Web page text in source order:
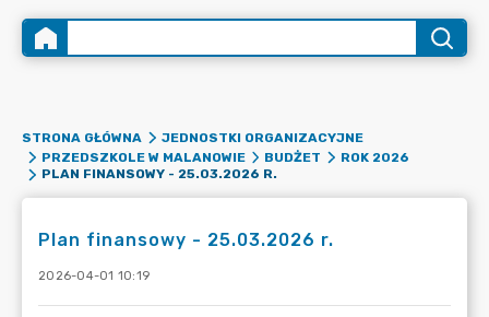
STRONA GŁÓWNA
JEDNOSTKI ORGANIZACYJNE
PRZEDSZKOLE W MALANOWIE
BUDŻET
ROK 2026
PLAN FINANSOWY - 25.03.2026 R.
Plan finansowy - 25.03.2026 r.
2026-04-01 10:19